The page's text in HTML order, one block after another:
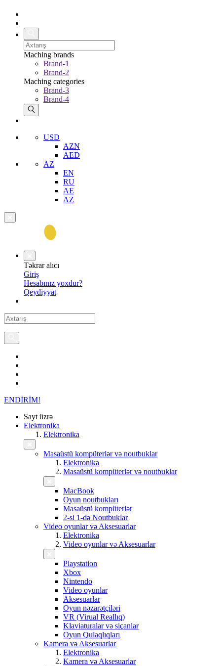
Maching brands
Brand-1
Brand-2
Maching categories
Brand-3
Brand-4
USD
AZN
AED
AZ
EN
RU
AE
AZ
Təkrar alıcı
Giriş
Hesabınız yoxdur?
Qeydiyyat
ENDİRİM!
Sayt üzrə
Elektronika
Elektronika
Masaüstü kompüterlər və noutbuklar
Elektronika
Masaüstü kompüterlər və noutbuklar
MacBook
Oyun noutbukları
Masaüstü kompüterlər
2-si 1-də Noutbuklar
Video oyunlar və Aksesuarlar
Elektronika
Video oyunlar və Aksesuarlar
Playstation
Xbox
Nintendo
Video oyunlar
Aksesuarlar
Oyun nəzarətçiləri
VR (Virual Reallıq)
Klaviaturalar və siçanlar
Oyun Qulaqlıqları
Kamera və Aksesuarlar
Elektronika
Kamera və Aksesuarlar